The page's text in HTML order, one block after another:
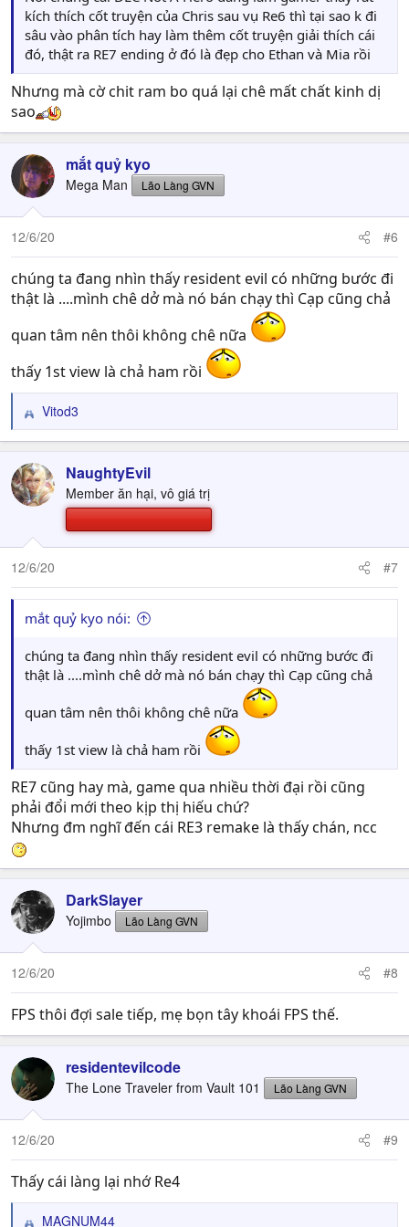
kích thích cốt truyện của Chris sau vụ Re6 thì tại sao k đi
sâu vào phân tích hay làm thêm cốt truyện giải thích cái
đó, thật ra RE7 ending ở đó là đẹp cho Ethan và Mia rồi
Nhưng mà cờ chit ram bo quá lại chê mất chất kinh dị
sao
mắt quỷ kyo
Mega Man Lão Làng GVN
12/6/20 #6
chúng ta đang nhìn thấy resident evil có những bước đi
thật là ....mình chê dở mà nó bán chạy thì Cạp cũng chả
quan tâm nên thôi không chê nữa
thấy 1st view là chả ham rồi
R
e
c
t
i
n
:
Vitod3
NaughtyEvil
Member ăn hại, vô giá trị
12/6/20 #7
mắt quỷ kyo nói:
chúng ta đang nhìn thấy resident evil có những bước đi
thật là ....mình chê dở mà nó bán chạy thì Cạp cũng chả
quan tâm nên thôi không chê nữa
thấy 1st view là chả ham rồi
RE7 cũng hay mà, game qua nhiều thời đại rồi cũng
phải đổi mới theo kịp thị hiếu chứ?
Nhưng đm nghĩ đến cái RE3 remake là thấy chán, ncc
DarkSlayer
Yojimbo Lão Làng GVN
12/6/20 #8
FPS thôi đợi sale tiếp, mẹ bọn tây khoái FPS thế.
residentevilcode
The Lone Traveler from Vault 101 Lão Làng GVN
12/6/20 #9
Thấy cái làng lại nhớ Re4
MAGNUM44